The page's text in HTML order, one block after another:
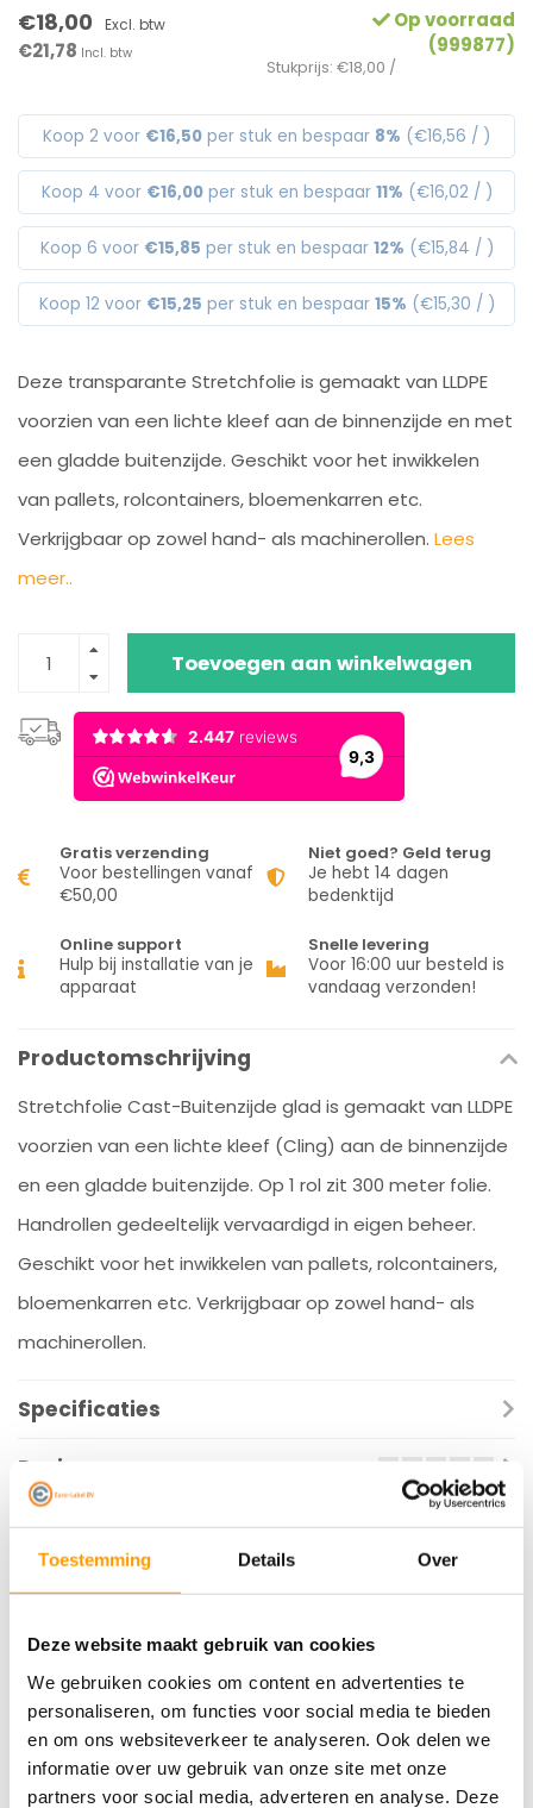
Toestemming Details Over
Deze website maakt gebruik van cookies
We gebruiken cookies om content en advertenties te
personaliseren, om functies voor social media te bieden
en om ons websiteverkeer te analyseren. Ook delen we
informatie over uw gebruik van onze site met onze
partners voor social media, adverteren en analyse. Deze
€18,00 Excl. btw
€21,78 Incl. btw
Op voorraad
(999877)
Stukprijs: €18,00 /
Koop 2 voor €16,50 per stuk en bespaar 8% (€16,56 / )
Koop 4 voor €16,00per stuk en bespaar 11% (€16,02 / )
Koop 6 voor €15,85 per stuk en bespaar 12% (€15,84 / )
Koop 12 voor €15,25 per stuk en bespaar 15% (€15,30 / )
Deze transparante Stretchfolie is gemaakt van LLDPE
voorzien van een lichte kleef aan de binnenzijde en met
een gladde buitenzijde. Geschikt voor het inwikkelen
van pallets, rolcontainers, bloemenkarren etc.
Verkrijgbaar op zowel hand- als machinerollen. Lees
meer..
Toevoegen aan winkelwagen
Gratis verzending
Voor bestellingen vanaf
€50,00
Niet goed? Geld terug
Je hebt 14 dagen
bedenktijd
Online support
Hulp bij installatie van je
apparaat
Snelle levering
Voor 16:00 uur besteld is
vandaag verzonden!
Productomschrijving
Stretchfolie Cast-Buitenzijde glad is gemaakt van LLDPE
voorzien van een lichte kleef (Cling) aan de binnenzijde
en een gladde buitenzijde. Op 1 rol zit 300 meter folie.
Handrollen gedeeltelijk vervaardigd in eigen beheer.
Geschikt voor het inwikkelen van pallets, rolcontainers,
bloemenkarren etc. Verkrijgbaar op zowel hand- als
machinerollen.
Specificaties
Reviews
Gerelateerde producten
EURO-LABEL EURO-LABEL